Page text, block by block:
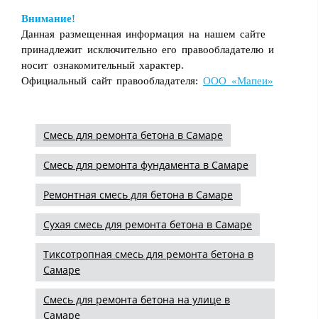
Внимание!
Данная размещенная информация на нашем сайте
принадлежит исключительно его правообладателю и
носит ознакомительный характер.
Официальный сайт правообладателя: ООО «Мапеи»
Смесь для ремонта бетона в Самаре
Смесь для ремонта фундамента в Самаре
Ремонтная смесь для бетона в Самаре
Сухая смесь для ремонта бетона в Самаре
Тиксотропная смесь для ремонта бетона в
Самаре
Смесь для ремонта бетона на улице в
Самаре